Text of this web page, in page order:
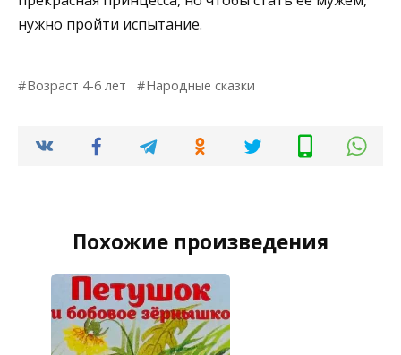
нужно пройти испытание.
Возраст 4-6 лет Народные сказки
Похожие произведения